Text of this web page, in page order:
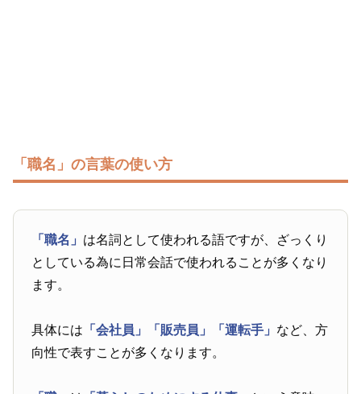
「職名」の言葉の使い方
「職名」 は名詞として使われる語ですが、ざっくり
としている為に日常会話で使われることが多くなり
ます。
具体には 「会社員」 「販売員」 「運転手」 など、方
向性で表すことが多くなります。